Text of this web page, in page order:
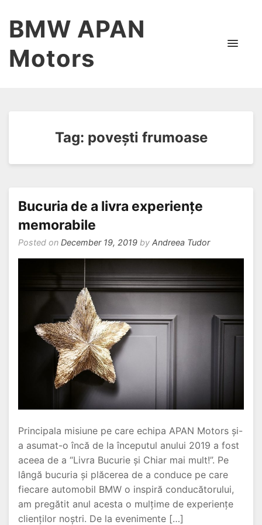
BMW APAN
Motors
Tag: povești frumoase
Bucuria de a livra experiențe
memorabile
Posted on December 19, 2019 by Andreea Tudor
Principala misiune pe care echipa APAN Motors și-
a asumat-o încă de la începutul anului 2019 a fost
aceea de a “Livra Bucurie și Chiar mai mult!”. Pe
lângă bucuria și plăcerea de a conduce pe care
fiecare automobil BMW o inspiră conducătorului,
am pregătit anul acesta o mulțime de experiențe
clienților noștri. De la evenimente […]